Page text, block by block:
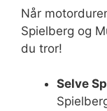
Når
Spielberg og
du tror!
Selve